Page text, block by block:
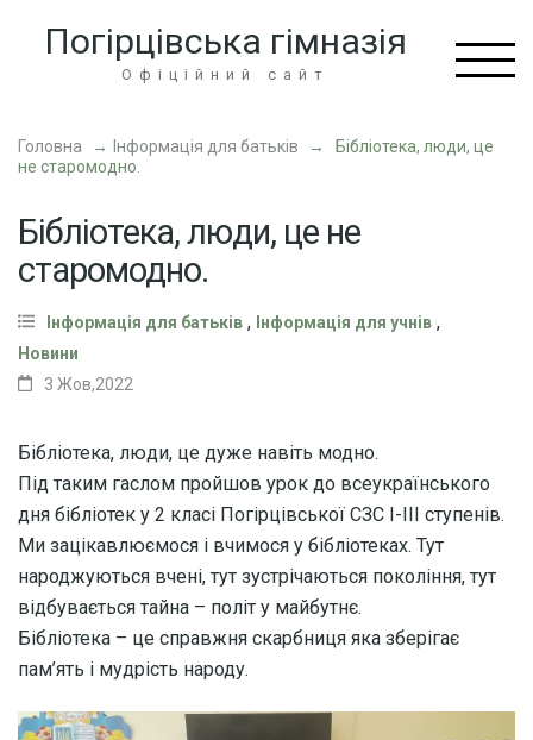
Enter)
Погірцівська гімназія
Офіційний сайт
Головна → Інформація для батьків →
Бібліотека, люди, це
не старомодно.
Бібліотека, люди, це не
старомодно.
Інформація для батьків , Інформація для учнів ,
Новини
3 Жов,2022
Бібліотека, люди, це дуже навіть модно.
Під таким гаслом пройшов урок до всеукраїнського
дня бібліотек у 2 класі Погірцівської СЗС І-ІІІ ступенів.
Ми зацікавлюємося і вчимося у бібліотеках. Тут
народжуються вчені, тут зустрічаються покоління, тут
відбувається тайна – політ у майбутнє.
Бібліотека – це справжня скарбниця яка зберігає
пам’ять і мудрість народу.